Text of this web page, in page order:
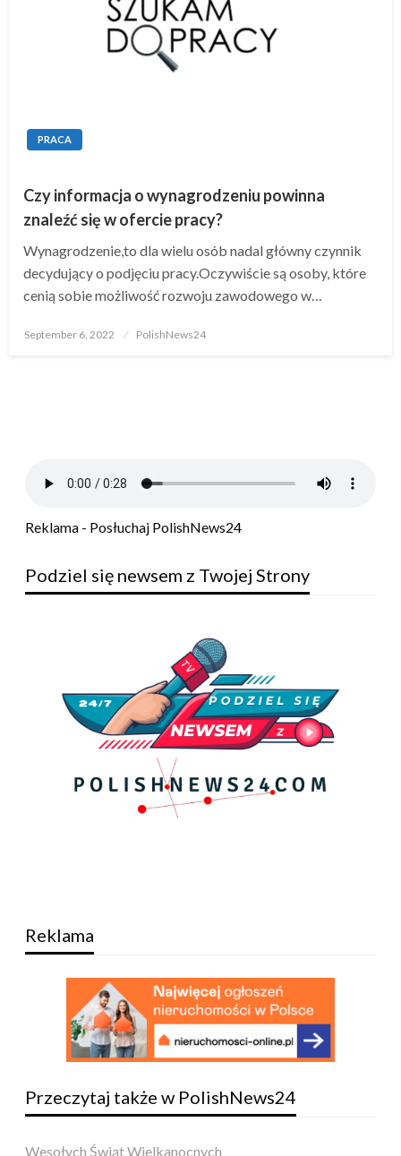
PRACA
Czy informacja o wynagrodzeniu powinna
znaleźć się w ofercie pracy?
Wynagrodzenie,to dla wielu osób nadal główny czynnik
decydujący o podjęciu pracy.Oczywiście są osoby, które
cenią sobie możliwość rozwoju zawodowego w…
Posted
September 6, 2022 PolishNews24
Reklama - Posłuchaj PolishNews24
Podziel się newsem z Twojej Strony
Reklama
Przeczytaj także w PolishNews24
Wesołych Świąt Wielkanocnych